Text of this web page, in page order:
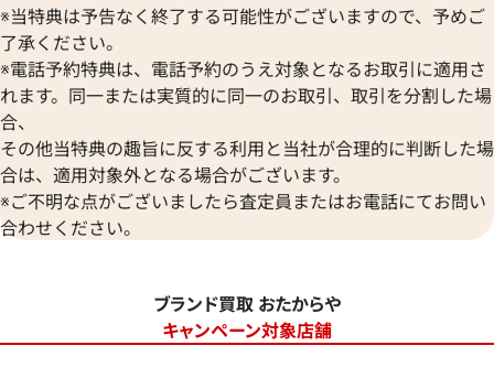
※当特典は予告なく終了する可能性がございますので、予めご
了承ください。
※電話予約特典は、電話予約のうえ対象となるお取引に適用さ
れます。同一または実質的に同一のお取引、取引を分割した場
合、
その他当特典の趣旨に反する利用と当社が合理的に判断した場
合は、適用対象外となる場合がございます。
※ご不明な点がございましたら査定員またはお電話にてお問い
合わせください。
ブランド買取 おたからや
キャンペーン対象店舗